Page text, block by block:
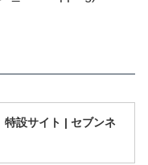
設サイト | セブンネ